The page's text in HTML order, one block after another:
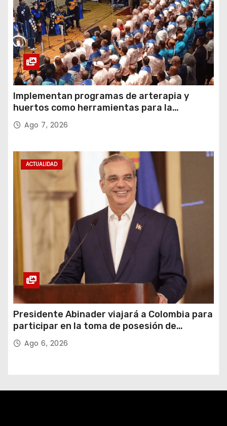
Implementan programas de arterapia y
huertos como herramientas para la
recuperación y la inclusión social
Ago 7, 2026
ACTUALIDAD
Presidente Abinader viajará a Colombia para
participar en la toma de posesión de
Abelardo de la Espriella
Ago 6, 2026